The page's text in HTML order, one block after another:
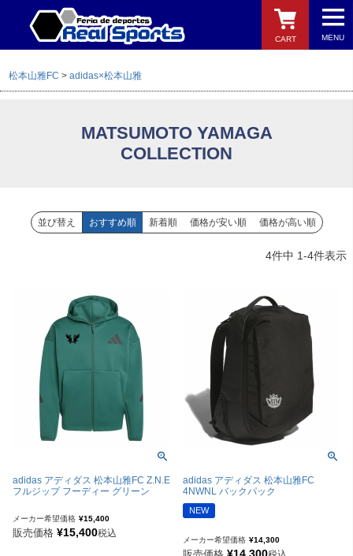
MENU
CART
松本山雅FC adidas×松本山雅
MATSUMOTO YAMAGA
COLLECTION
並び替え おすすめ順 新着順 価格が安い順 価格が高い順
4件中 1-4件表示
adidas アディダス 松本山雅FC Z.N.E
フルジップ フーディー グリーン
メーカー希望価格 ¥15,400
販売価格 ¥15,400税込
adidas アディダス 松本山雅FC
4NWNL バックパック
NEW
メーカー希望価格 ¥14,300